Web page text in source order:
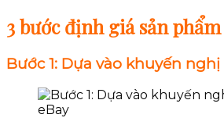
3 bước định giá sản
Bước 1: Dựa vào khuyến